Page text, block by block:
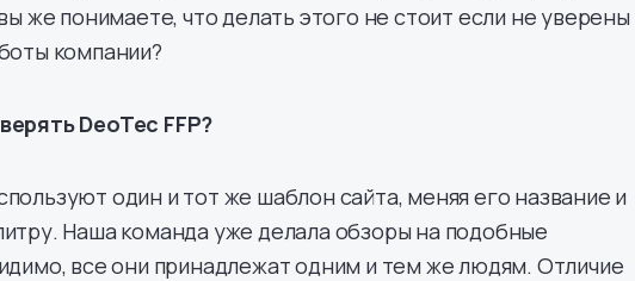
же понимаете, что делать этого не стоит если не уверены
компании?
DeoTec FFP?
один и тот же шаблон сайта, меняя его название и
Наша команда уже делала обзоры на подобные
все они принадлежат одним и тем же людям. Отличие